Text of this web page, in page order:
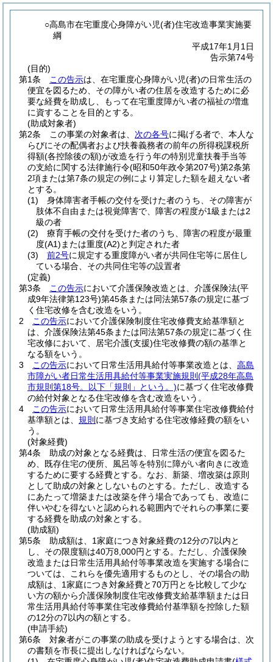
○高島市在宅重度心身障がい児(者)住宅改造事業実施要
綱
平成17年1月1日
告示第74号
(目的)
第1条
この告示は、在宅重度心身障がい児(者)の日常生活の
便宜を図るため、その障がい者の住居を改造するために必
要な経費を助成し、もって在宅重度障がい者の福祉の増進
に資することを目的とする。
(助成対象者)
第2条
この事業の対象者は、 次の各号に掲げる者で、本人な
らびにその配偶者および扶養義務者の前年の所得税課税所
得額(各控除後の額)が改造を行う年の特別児童扶養手当等
の支給に関する法律施行令(昭和50年政令第207号)第2条第
2項または第7条の規定の例により算定した額を超えない者
とする。
(1)
身体障害者手帳の交付を受けた者のうち、その障害が
肢体不自由または視覚障害で、障害の程度が1級または2
級の者
(2)
療育手帳の交付を受けた者のうち、障害の程度が最重
度(A1) または重度(A2)と判定された者
(3)
前2号に規定する重度障がい者が共同住宅等に居住し
ている場合、その共同住宅等の設置者
(定義)
第3条
この告示において介護保険改造とは、介護保険法(平
成9年法律第123号)第45条または同法第57条の規定に基づ
く住宅改修を含む改造をいう。
2
この告示において介護保険制度住宅改修費支給基準額と
は、介護保険法第45条または同法第57条の規定に基づく住
宅改修において、居宅介護(支援)住宅改修費の額の基準と
なる額をいう。
3
この告示において日常生活用具給付等事業改造とは、 高島
市障がい者日常生活用具給付等事業実施規則 (平成28年高島
市規則第18号。以下「規則」という。)に基づく住宅改修費
の給付対象となる住宅改修を含む改造をいう。
4
この告示において日常生活用具給付等事業住宅改修費給付
基準額とは、 規則 に基づき支給する住宅改修経費の額をい
う。
(対象経費)
第4条
助成の対象となる経費は、日常生活の便宜を図るた
め、既存住宅の便所、風呂等を特別に障がい者向きに改造
するために要する経費とする。 なお、新築、増改築は原則
として助成の対象としないものとする。 ただし、改造する
にあたって増築または改築を伴う場合であっても、改造に
伴いやむを得ないと認められる範囲内でそれらの事業に要
する経費を助成の対象とする。
(助成額)
第5条
助成額は、1家庭につき対象経費の12分の7以内と
し、その限度額は40万8,000円とする。 ただし、介護保険
改造または日常生活用具給付等事業改造を実施する場合に
ついては、これらを優先適用するものとし、その場合の助
成額は、1家庭につき対象経費と70万円とを比較して少な
い方の額から介護保険制度住宅改修費支給基準額または日
常生活用具給付等事業住宅改修費給付基準額を控除した額
の12分の7以内の額とする。
(申請手続)
第6条
対象者がこの事業の助成を受けようとする場合は、次
の書類を市長に提出しなければならない。